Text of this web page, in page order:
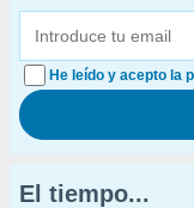
He leído y acepto la
El tiempo...